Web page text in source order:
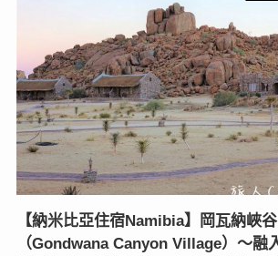
【納米比亞住宿Namibia】岡瓦納峽
（Gondwana Canyon Village）〜融